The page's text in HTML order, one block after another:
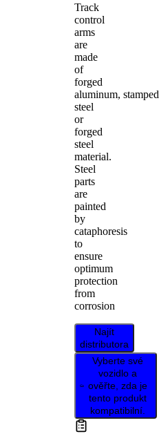
Track
control
arms
are
made
of
forged
aluminum, stamped
steel
or
forged
steel
material.
Steel
parts
are
painted
by
cataphoresis
to
ensure
optimum
protection
from
corrosion
Najít
distributora
Vyberte své
vozidlo a
ověřte, zda je
tento produkt
kompatibilní.